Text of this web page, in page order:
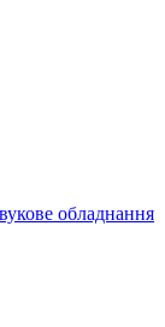
обладнання